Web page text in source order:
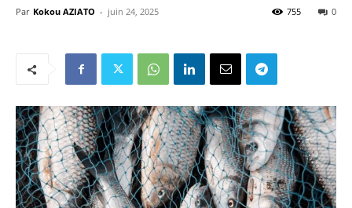
Par Kokou AZIATO - juin 24, 2025 0
755